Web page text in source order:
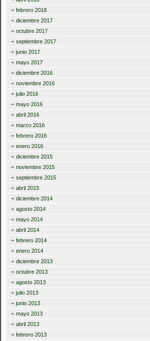
febrero 2018
diciembre 2017
octubre 2017
septiembre 2017
junio 2017
mayo 2017
diciembre 2016
noviembre 2016
julio 2016
mayo 2016
abril 2016
marzo 2016
febrero 2016
enero 2016
diciembre 2015
noviembre 2015
septiembre 2015
abril 2015
diciembre 2014
agosto 2014
mayo 2014
abril 2014
febrero 2014
enero 2014
diciembre 2013
octubre 2013
agosto 2013
julio 2013
junio 2013
mayo 2013
abril 2013
febrero 2013